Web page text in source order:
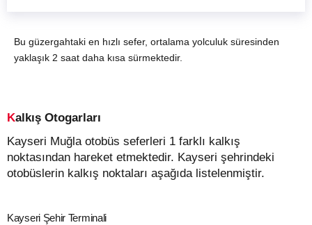
Bu güzergahtaki en hızlı sefer, ortalama yolculuk süresinden
yaklaşık 2 saat daha kısa sürmektedir.
Kalkış Otogarları
Kayseri Muğla otobüs seferleri 1 farklı kalkış
noktasından hareket etmektedir. Kayseri şehrindeki
otobüslerin kalkış noktaları aşağıda listelenmiştir.
Kayseri Şehir Terminali